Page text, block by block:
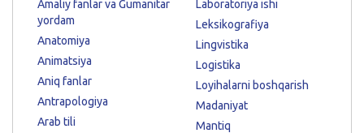
Amaliy fanlar va Gumanitar
yordam
Anatomiya
Animatsiya
Aniq fanlar
Antrapologiya
Arab tili
Laboratoriya ishi
Leksikografiya
Lingvistika
Logistika
Loyihalarni boshqarish
Madaniyat
Mantiq